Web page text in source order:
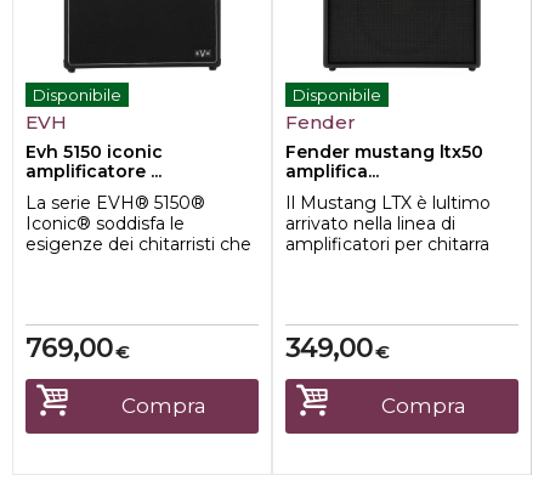
Disponibile
EVH
Evh 5150 iconic
amplificatore ...
La serie EVH® 5150®
Iconic® soddisfa le
esigenze dei chitarristi che
€
769,00
Compra
Disponibile
Fender
Fender mustang ltx50
amplifica...
Il Mustang LTX è lultimo
arrivato nella linea di
amplificatori per chitarra
€
349,00
Compra